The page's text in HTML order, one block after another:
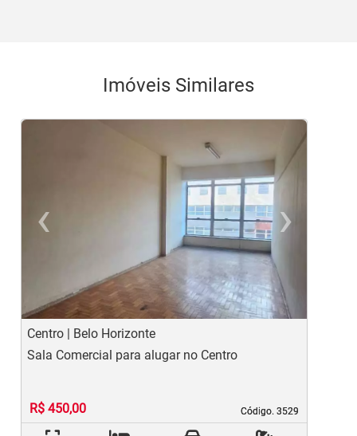
Imóveis Similares
‹
Previous
›
Centro | Belo Horizonte
Código. 3529
Código. 3529
Sala Comercial para alugar no Centro
R$ 450,00